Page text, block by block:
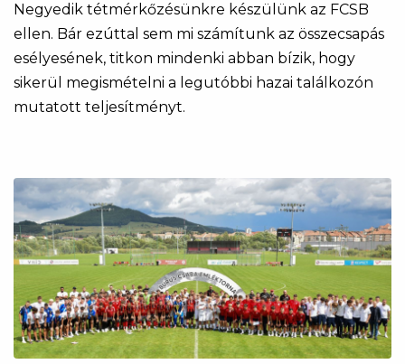
Negyedik tétmérkőzésünkre készülünk az FCSB
ellen. Bár ezúttal sem mi számítunk az összecsapás
esélyesének, titkon mindenki abban bízik, hogy
sikerül megismételni a legutóbbi hazai találkozón
mutatott teljesítményt.